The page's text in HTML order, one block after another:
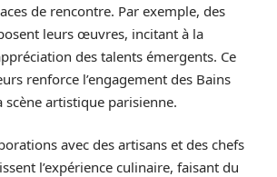
de rencontre. Par exemple, des
leurs œuvres, incitant à la
des talents émergents. Ce
renforce l’engagement des Bains
scène artistique parisienne.
avec des artisans et des chefs
l’expérience culinaire, faisant du